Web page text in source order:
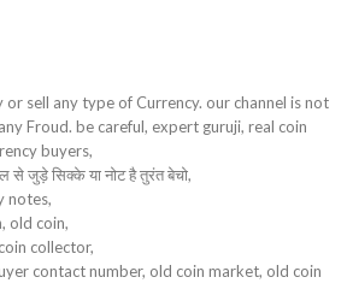
or sell any type of Currency. our channel is not
Froud. be careful, expert guruji, real coin
buyers,
से जुड़े सिक्के या नोट है तुरंत बेचो,
notes,
old coin,
collector,
contact number, old coin market, old coin